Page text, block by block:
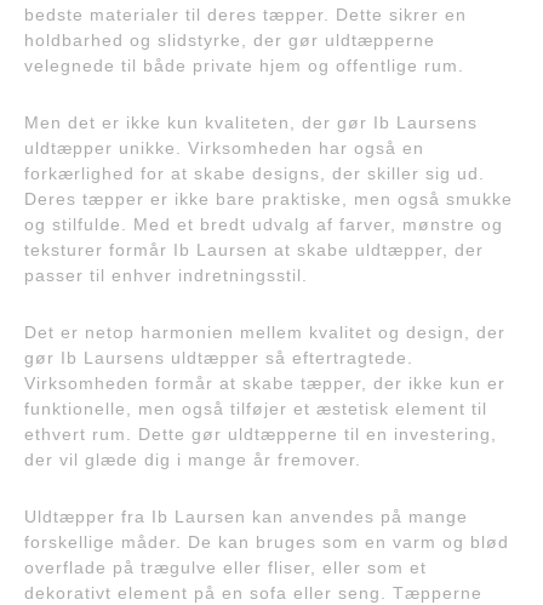
bedste materialer til deres tæpper. Dette sikrer en
holdbarhed og slidstyrke, der gør uldtæpperne
velegnede til både private hjem og offentlige rum.
Men det er ikke kun kvaliteten, der gør Ib Laursens
uldtæpper unikke. Virksomheden har også en
forkærlighed for at skabe designs, der skiller sig ud.
Deres tæpper er ikke bare praktiske, men også smukke
og stilfulde. Med et bredt udvalg af farver, mønstre og
teksturer formår Ib Laursen at skabe uldtæpper, der
passer til enhver indretningsstil.
Det er netop harmonien mellem kvalitet og design, der
gør Ib Laursens uldtæpper så eftertragtede.
Virksomheden formår at skabe tæpper, der ikke kun er
funktionelle, men også tilføjer et æstetisk element til
ethvert rum. Dette gør uldtæpperne til en investering,
der vil glæde dig i mange år fremover.
Uldtæpper fra Ib Laursen kan anvendes på mange
forskellige måder. De kan bruges som en varm og blød
overflade på trægulve eller fliser, eller som et
dekorativt element på en sofa eller seng. Tæpperne